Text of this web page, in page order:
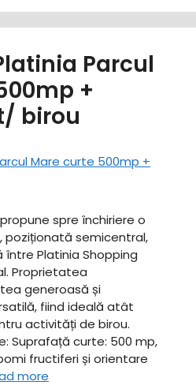
Parcul
+
birou
spre închiriere o
semicentral,
Platinia Shopping
Proprietatea
generoasă și
fiind ideală atât
activități de birou.
​Suprafață curte: 500 mp,
fructiferi și orientare
more